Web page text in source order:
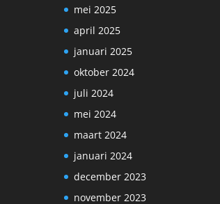
mei 2025
april 2025
januari 2025
oktober 2024
juli 2024
mei 2024
maart 2024
januari 2024
december 2023
november 2023